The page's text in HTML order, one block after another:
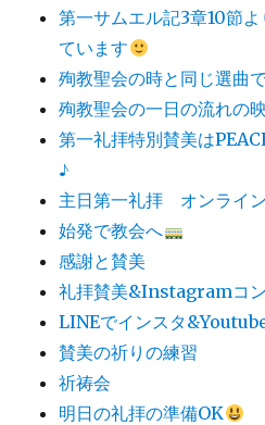
第一サムエル記3章10節
ています
殉教聖会の時と同じ選曲
殉教聖会の一日の流れの
第一礼拝特別賛美は
♪
主日第一礼拝 オンライ
始発で教会へ
感謝と賛美
礼拝賛美&Instagramコ
LINEでインスタ
賛美の祈りの練習
祈祷会
明日の礼拝の準備OK